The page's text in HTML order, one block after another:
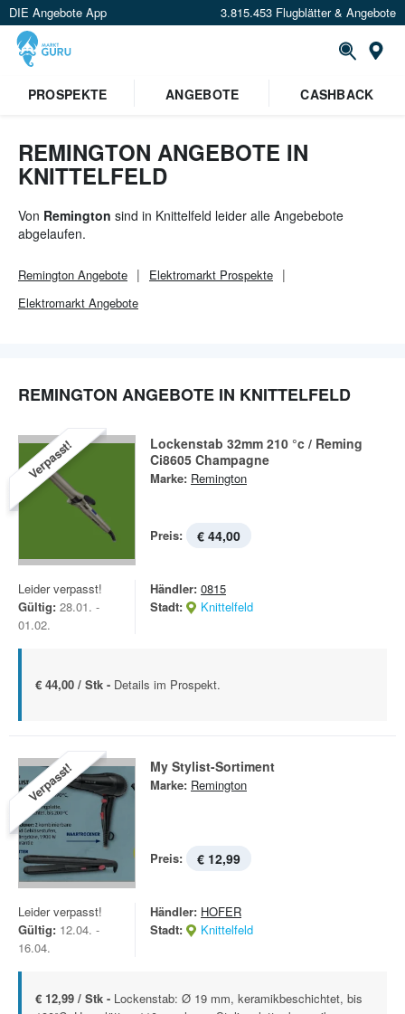
DIE Angebote App 3.815.453 Flugblätter & Angebote
PROSPEKTE
ANGEBOTE CASHBACK
REMINGTON ANGEBOTE IN
KNITTELFELD
Von Remington sind in Knittelfeld leider alle Angebebote
abgelaufen.
Remington Angebote Elektromarkt Prospekte
Elektromarkt Angebote
REMINGTON ANGEBOTE IN KNITTELFELD
Verpasst!
Lockenstab 32mm 210 °c / Reming
Ci8605 Champagne
Marke: Remington
Preis: € 44,00
Leider verpasst!
Gültig: 28.01. -
01.02.
Händler: 0815
Stadt:
Knittelfeld
€ 44,00 / Stk - Details im Prospekt.
Verpasst! My Stylist-Sortiment
Marke: Remington
Preis: € 12,99
Leider verpasst!
Gültig: 12.04. -
16.04.
Händler: HOFER
Stadt:
Knittelfeld
€ 12,99 / Stk - Lockenstab: Ø 19 mm, keramikbeschichtet, bis